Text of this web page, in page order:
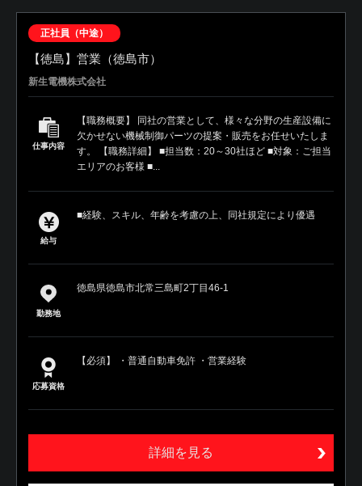
正社員（中途）
【徳島】営業（徳島市）
新生電機株式会社
仕事内容
【職務概要】 同社の営業として、様々な分野の生産設備に
欠かせない機械制御パーツの提案・販売をお任せいたしま
す。 【職務詳細】 ■担当数：20～30社ほど ■対象：ご担当
エリアのお客様 ■...
給与
■経験、スキル、年齢を考慮の上、同社規定により優遇
勤務地
徳島県徳島市北常三島町2丁目46-1
応募資格
【必須】 ・普通自動車免許 ・営業経験
詳細を見る